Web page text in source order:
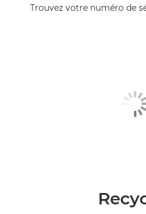
Trouvez votre numéro de